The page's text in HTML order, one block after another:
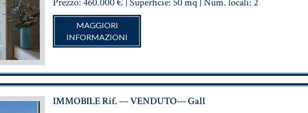
MAGGIORI
INFORMAZIONI
IMMOBILE Rif. --- VENDUTO--- Gall